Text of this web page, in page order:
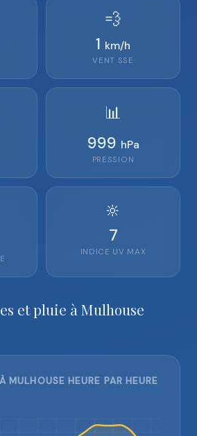
💨
1 km/h
VENT SSE
📊
999 hPa
PRESSION
🔆
7
INDICE UV MAX
et pluie à Mulhouse
MULHOUSE HEURE PAR HEURE